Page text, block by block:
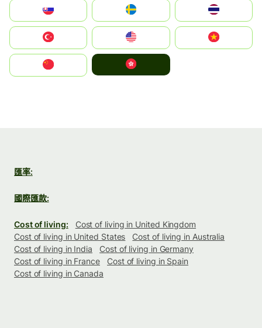
United States
中國香港特別行政區
匯率:
國際匯款:
Cost of living:
Cost of living in United Kingdom
Cost of living in United States
Cost of living in Australia
Cost of living in India
Cost of living in Germany
Cost of living in France
Cost of living in Spain
Cost of living in Canada